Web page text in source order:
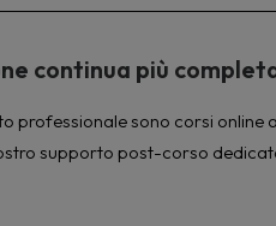
continua più
sono corsi
supporto post-corso